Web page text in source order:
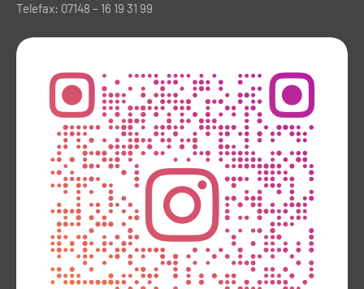
Telefax: 07148 – 16 19 31 99